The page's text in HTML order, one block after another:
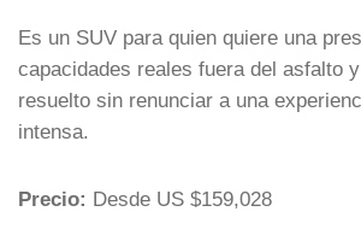
Es un SUV para quien quiere una
capacidades reales fuera del asfalto
resuelto sin renunciar a una
intensa.
Precio: Desde US $159,028